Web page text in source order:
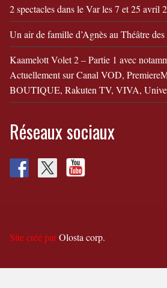
2 spectacles dans le Var les 7 et 25 avril
Un air de famille d’Agnès au Théâtre
Kaamelott Volet 2 – Partie 1 avec
Actuellement sur Canal VOD,
BOUTIQUE, Rakuten TV, VIVA,
Réseaux sociaux
Site créé parOlosta corp.